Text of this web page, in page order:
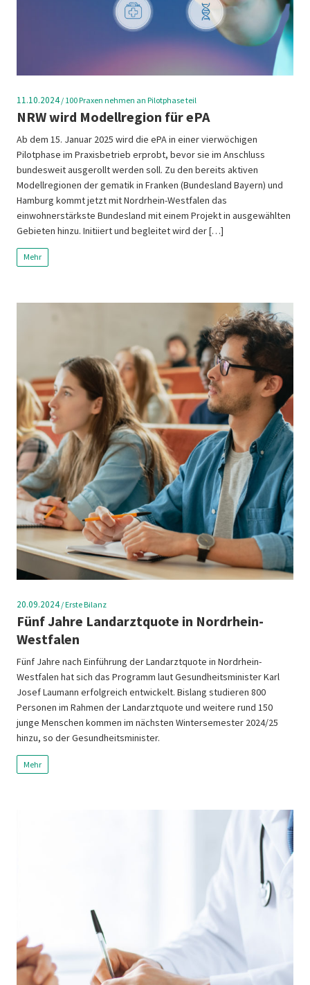
11.10.2024/ 100 Praxen nehmen an Pilotphase teil
NRW wird Modellregion für ePA
Ab dem 15. Januar 2025 wird die ePA in einer vierwöchigen
Pilotphase im Praxisbetrieb erprobt, bevor sie im Anschluss
bundesweit ausgerollt werden soll. Zu den bereits aktiven
Modellregionen der gematik in Franken (Bundesland Bayern) und
Hamburg kommt jetzt mit Nordrhein-Westfalen das
einwohnerstärkste Bundesland mit einem Projekt in ausgewählten
Gebieten hinzu. Initiiert und begleitet wird der […]
Mehr
20.09.2024/Erste Bilanz
Fünf Jahre Landarztquote in Nordrhein-
Westfalen
Fünf Jahre nach Einführung der Landarztquote in Nordrhein-
Westfalen hat sich das Programm laut Gesundheitsminister Karl
Josef Laumann erfolgreich entwickelt. Bislang studieren 800
Personen im Rahmen der Landarztquote und weitere rund 150
junge Menschen kommen im nächsten Wintersemester 2024/25
hinzu, so der Gesundheitsminister.
Mehr